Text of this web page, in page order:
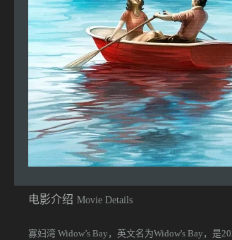
电影介绍 Movie Details
寡妇湾 Widow’s Bay，英文名为Widow's Bay，是